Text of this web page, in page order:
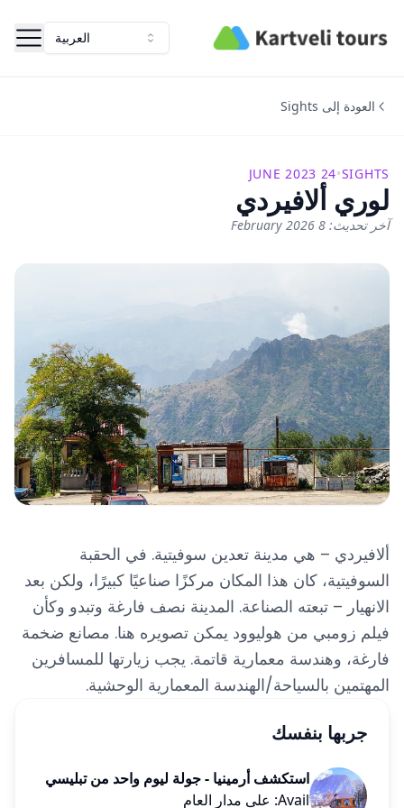
Kartveli Tours العربية
العودة إلى Sights
SIGHTS
•
24 JUNE 2023
لوري ألافيردي
آخر تحديث: 8 February 2026
ألافيردي – هي مدينة تعدين سوفيتية. في الحقبة
السوفيتية، كان هذا المكان مركزًا صناعيًا كبيرًا، ولكن بعد
الانهيار – تبعته الصناعة. المدينة نصف فارغة وتبدو وكأن
فيلم زومبي من هوليوود يمكن تصويره هنا. مصانع ضخمة
فارغة، وهندسة معمارية قاتمة. يجب زيارتها للمسافرين
المهتمين بالسياحة/الهندسة المعمارية الوحشية.
جربها بنفسك
استكشف أرمينيا - جولة ليوم واحد من تبليسي
Avail: على مدار العام